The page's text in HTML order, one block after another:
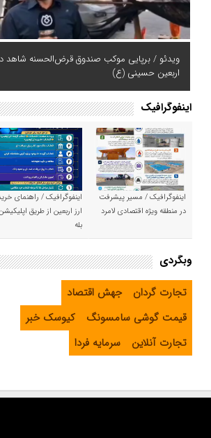
ویدئو / برپایی موکب صندوق قرض‌الحسنه شاهد
اربعین حسینی (ع)
اینفوگرافیک
اینفوگرافیک / مسیر پیشرفت
در منطقه ویژه اقتصادی لامرد
اینفوگرافیک / راهنمای
ارز اربعین از طریق
بله
وبگردی
تجارت گردان
جهش اقتصاد
قیمت گوشی سامسونگ
کیوسک خبر
تجارت آنلاین
سرمایه فردا